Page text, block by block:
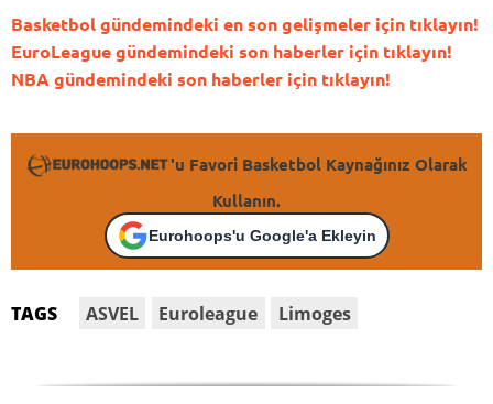
Basketbol gündemindeki en son gelişmeler için tıklayın!
EuroLeague gündemindeki son haberler için tıklayın!
NBA gündemindeki son haberler için tıklayın!
'u Favori Basketbol Kaynağınız Olarak
Kullanın.
Eurohoops'u Google'a Ekleyin
TAGS ASVEL Euroleague Limoges